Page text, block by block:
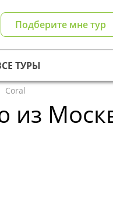
Подберите мне тур
ТУРЫ
Coral